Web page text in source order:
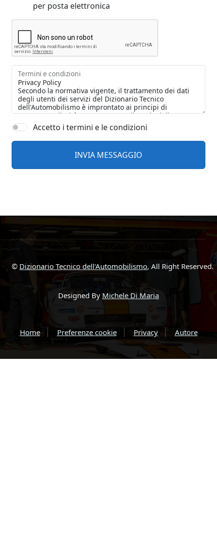
per posta elettronica
Termini e condizioni
Accetto i termini e le condizioni
© Dizionario Tecnico dell'Automobilismo, All Right Reserved.
Designed By Michele Di Maria
Home Preferenze cookie Privacy Autore